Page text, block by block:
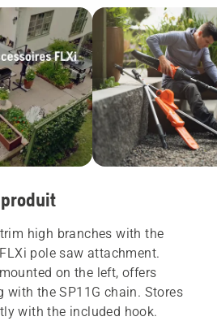
high branches with the
pole saw attachment.
on the left, offers
with the SP11G chain. Stores
with the included hook.